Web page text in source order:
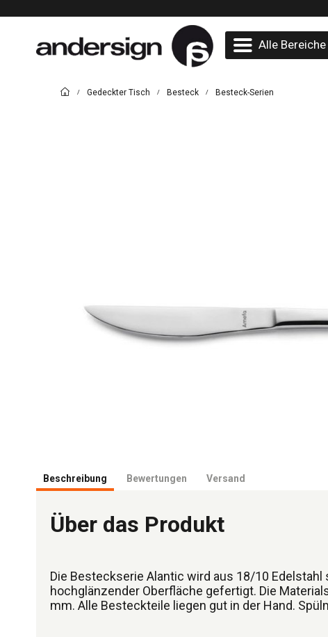
Alle Bereiche
/ Gedeckter Tisch / Besteck / Besteck-Serien
Beschreibung Bewertungen Versand
Über das Produkt
Die Besteckserie Alantic wird aus 18/10 Edelstahl
hochglänzender Oberfläche gefertigt. Die
mm. Alle Besteckteile liegen gut in der Hand.